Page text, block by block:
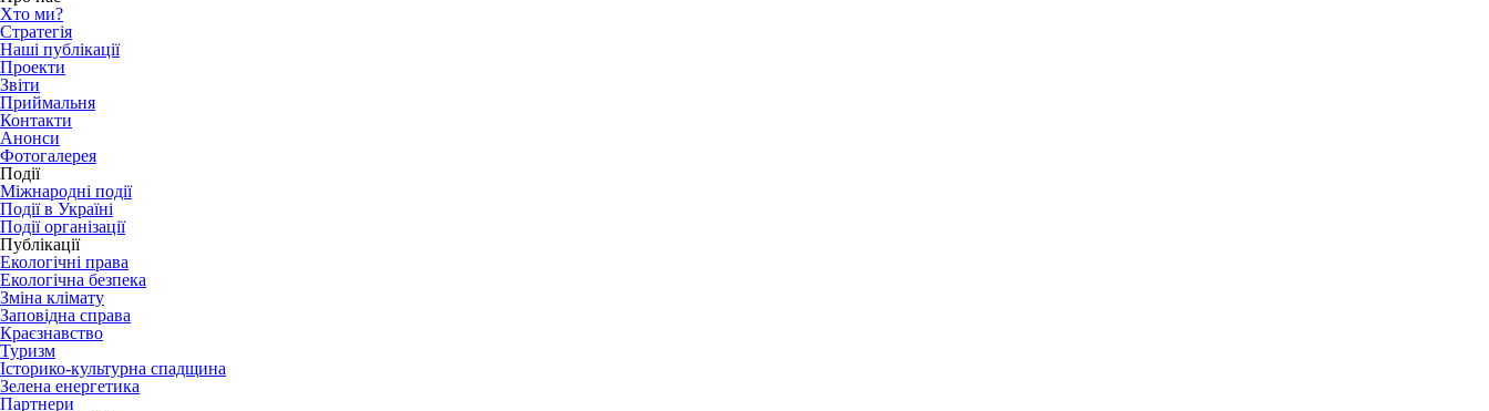
Хто ми?
Стратегія
Наші публікації
Проекти
Звіти
Приймальня
Контакти
Анонси
Фотогалерея
Події
Міжнародні події
Події в Україні
Події організації
Публікації
Екологічні права
Екологічна безпека
Зміна клімату
Заповідна справа
Краєзнавство
Туризм
Історико-культурна спадщина
Зелена енергетика
Партнери